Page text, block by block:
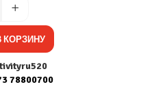
КОРЗИНУ
78800700